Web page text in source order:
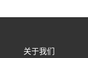
关于我们